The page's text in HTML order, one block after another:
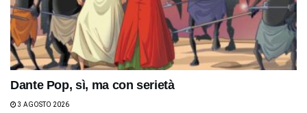
Dante Pop, sì, ma con serietà
3 AGOSTO 2026